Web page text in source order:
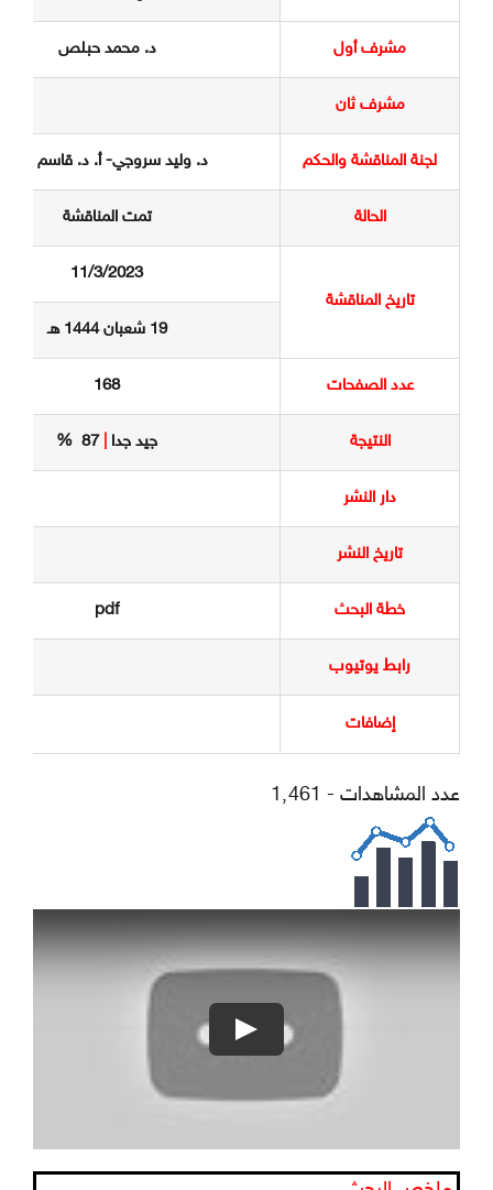
مشرف أول د. محمد حبلص
مشرف ثان
لجنة المناقشة والحكم د. وليد سروجي- أ. د. قاسم بركة
الحالة تمت المناقشة
تاريخ المناقشة
11/3/2023
19 شعبان 1444 هـ
عدد الصفحات 168
النتيجة جيد جدا 87 %
دار النشر
تاريخ النشر
خطة البحث pdf
رابط يوتيوب
إضافات
عدد المشاهدات - 1٬461
Play